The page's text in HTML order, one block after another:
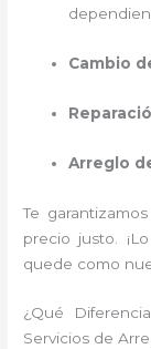
Cambio
Arreglo
Te
precio justo.
quede como
¿Qué
Servicios de